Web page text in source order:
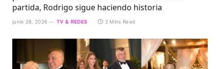
partida, Rodrigo sigue haciendo historia
junio 28, 2026 TV & REDES 2 Mins Read